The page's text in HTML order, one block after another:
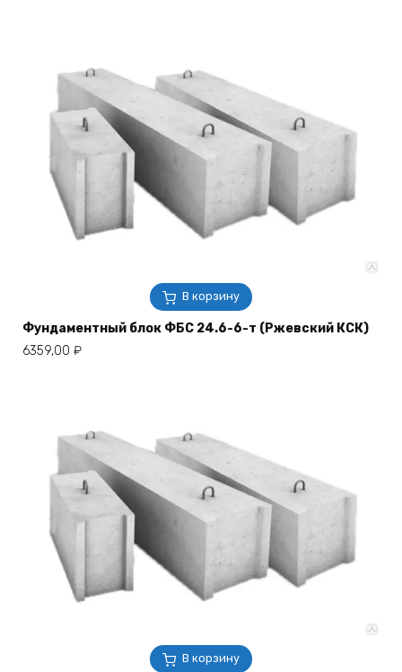
В корзину
Фундаментный блок ФБС 24.6-6-т (Ржевский КСК)
6359,00 ₽
В корзину